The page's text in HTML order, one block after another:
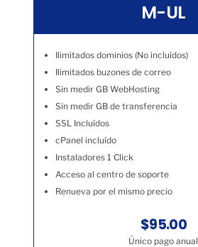
M-UL
Ilimitados dominios (No incluídos)
Ilimitados buzones de correo
Sin medir GB WebHosting
Sin medir GB de transferencia
SSL Incluídos
cPanel incluído
Instaladores 1 Click
Acceso al centro de soporte
Renueva por el mismo precio
$95.00
Único pago anual